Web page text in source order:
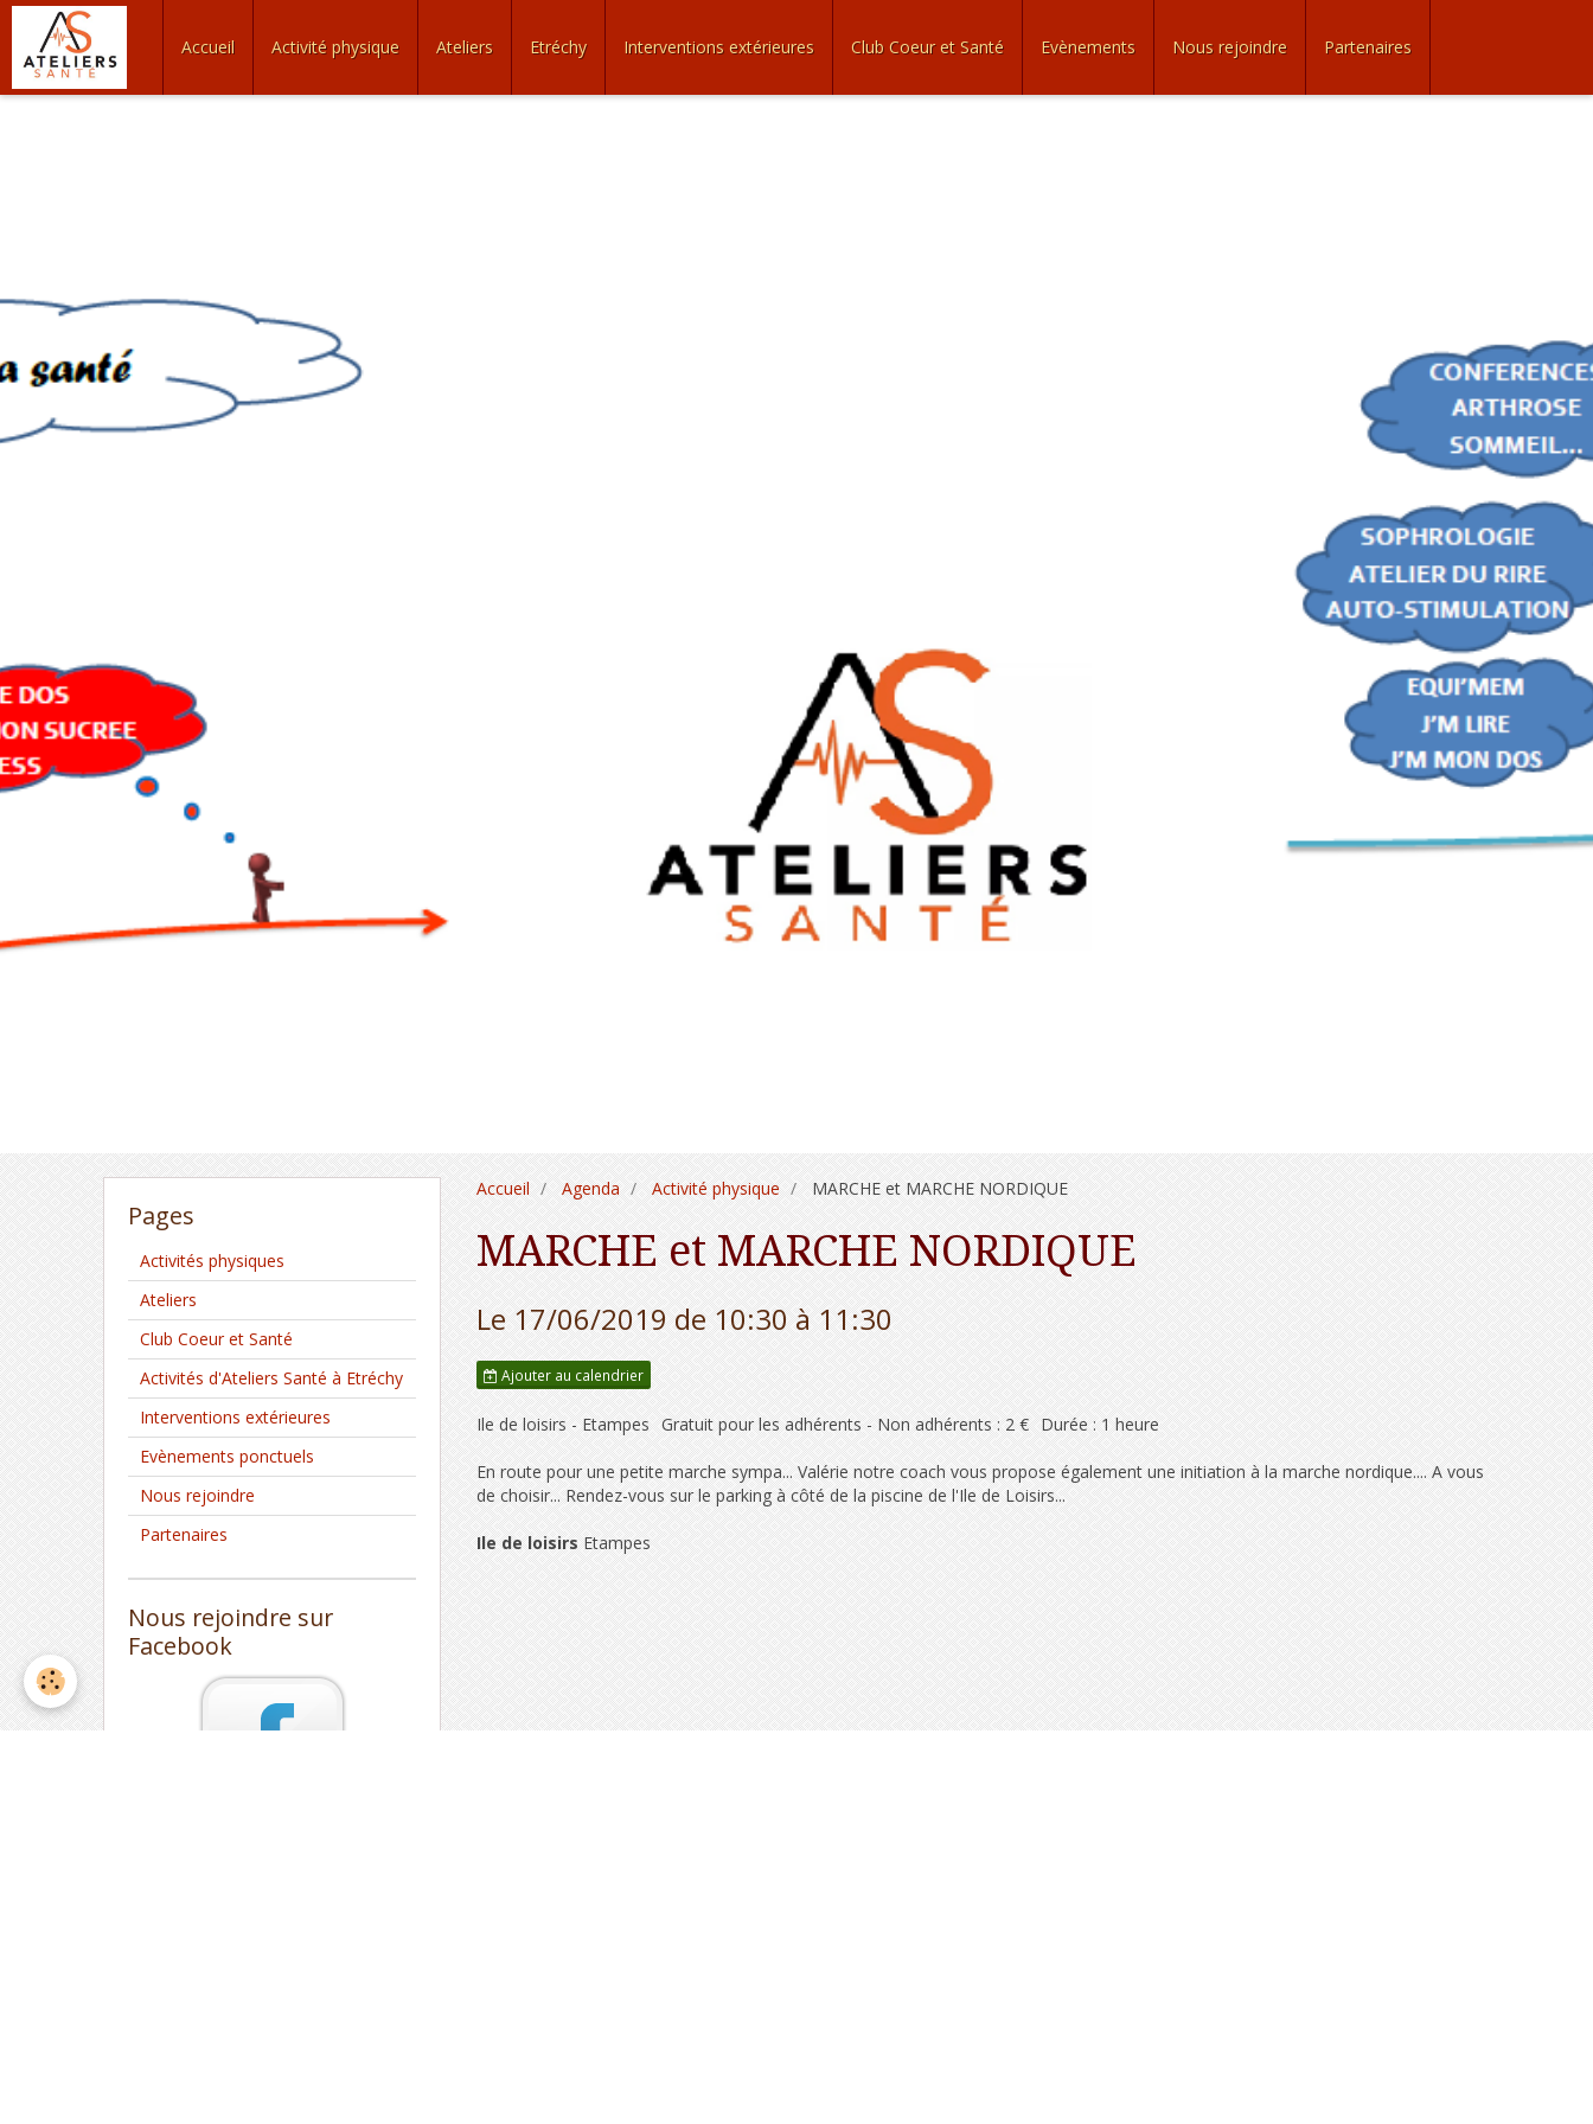
Accueil Activité physique Ateliers Etréchy Interventions extérieures Club Coeur et Santé Evènements Nous rejoindre Partenaires
Accueil Agenda Activité physique MARCHE et MARCHE NORDIQUE
MARCHE et MARCHE NORDIQUE
Le 17/06/2019de 10:30à 11:30
Ajouter au calendrier
Ile de loisirs - Etampes Gratuit pour les adhérents - Non adhérents : 2 € Durée : 1 heure
En route pour une petite marche sympa... Valérie notre coach vous propose également une initiation à la marche nordique.... A vous
de choisir... Rendez-vous sur le parking à côté de la piscine de l'Ile de Loisirs...
Ile de loisirsEtampes
Pages
Activités physiques
Ateliers
Club Coeur et Santé
Activités d'Ateliers Santé à Etréchy
Interventions extérieures
Evènements ponctuels
Nous rejoindre
Partenaires
Nous rejoindre sur
Facebook